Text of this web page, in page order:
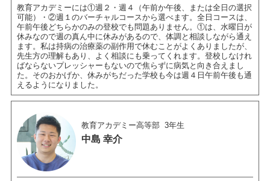
教育アカデミーには①週２・週４（午前か午後、または全日の選択
可能）・②週１のバーチャルコースから選べます。全日コースは、
午前午後どちらかのみの登校でも問題ありません。①は、水曜日が
休みなので週の真ん中に休みがあるので、体調と相談しながら通え
ます。私は持病の治療薬の副作用で休むことがよくありましたが、
先生方の理解もあり、よく相談にも乗ってくれます。登校しなけれ
ばならないプレッシャーもないので焦らずに病気と向き合えまし
た。そのおかげか、休みがちだった学校も今は週４日午前午後も通
えるようになりました。
教育アカデミー高等部 3年生
中島 幸介